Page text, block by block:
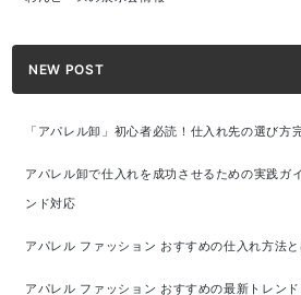
NEW POST
「アパレル卸」初心者必読！仕入れ先の選び方
アパレル卸で仕入れを成功させるための実践ガ
ンド対応
アパレル ファッション おすすめの仕入れ方法と
アパレル ファッション おすすめの最新トレン